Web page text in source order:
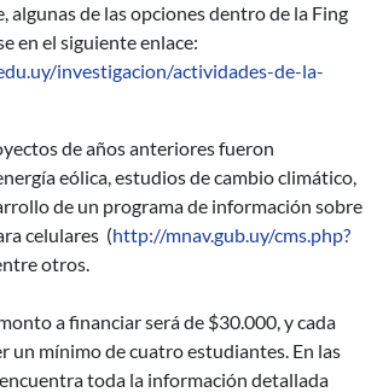
algunas de las opciones dentro de la Fing
en el siguiente enlace:
investigacion/actividades-de-la-
de años anteriores fueron
eólica, estudios de cambio climático,
de un programa de información sobre
celulares (http://mnav.gub.uy/cms.php?
otros.
a financiar será de $30.000, y cada
un mínimo de cuatro estudiantes. En las
toda la información detallada